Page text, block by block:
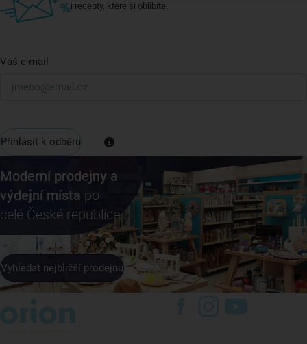
i recepty, které si oblíbíte.
Váš e-mail
Přihlásit k odběru
Moderní prodejny a
výdejní místa po
celé České republice
Vyhledat nejbližší prodejnu